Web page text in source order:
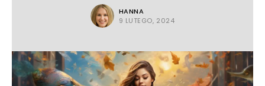
HANNA
9 LUTEGO, 2024